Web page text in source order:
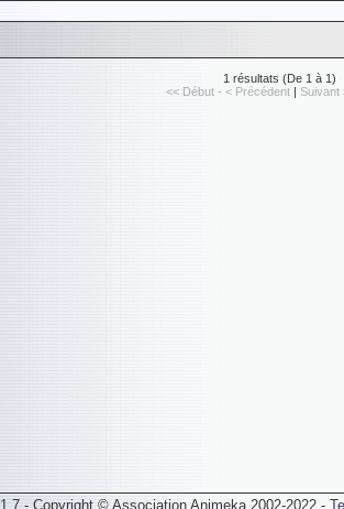
1 résultats (De 1 à 1)
<< Début - < Précédent | Suivant
- Copyright © Association Animeka 2002-2022 -